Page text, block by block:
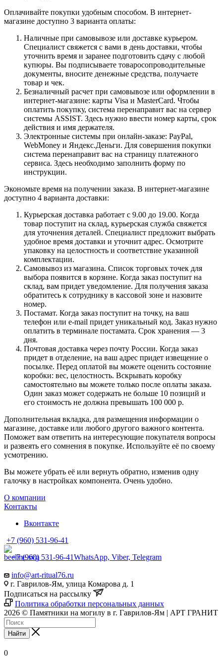
Оплачивайте покупки удобным способом. В интернет-
магазине доступно 3 варианта оплаты:
Наличные при самовывозе или доставке курьером.
Специалист свяжется с вами в день доставки, чтобы
уточнить время и заранее подготовить сдачу с любой
купюры. Вы подписываете товаросопроводительные
документы, вносите денежные средства, получаете
товар и чек.
Безналичный расчет при самовывозе или оформлении в
интернет-магазине: карты Visa и MasterCard. Чтобы
оплатить покупку, система перенаправит вас на сервер
системы ASSIST. Здесь нужно ввести номер карты, срок
действия и имя держателя.
Электронные системы при онлайн-заказе: PayPal,
WebMoney и Яндекс.Деньги. Для совершения покупки
система перенаправит вас на страницу платежного
сервиса. Здесь необходимо заполнить форму по
инструкции.
Экономьте время на получении заказа. В интернет-магазине
доступно 4 варианта доставки:
Курьерская доставка работает с 9.00 до 19.00. Когда
товар поступит на склад, курьерская служба свяжется
для уточнения деталей. Специалист предложит выбрать
удобное время доставки и уточнит адрес. Осмотрите
упаковку на целостность и соответствие указанной
комплектации.
Самовывоз из магазина. Список торговых точек для
выбора появится в корзине. Когда заказ поступит на
склад, вам придет уведомление. Для получения заказа
обратитесь к сотруднику в кассовой зоне и назовите
номер.
Постамат. Когда заказ поступит на точку, на ваш
телефон или e-mail придет уникальный код. Заказ нужно
оплатить в терминале постамата. Срок хранения — 3
дня.
Почтовая доставка через почту России. Когда заказ
придет в отделение, на ваш адрес придет извещение о
посылке. Перед оплатой вы можете оценить состояние
коробки: вес, целостность. Вскрывать коробку
самостоятельно вы можете только после оплаты заказа.
Один заказ может содержать не больше 10 позиций и
его стоимость не должна превышать 100 000 р.
Дополнительная вкладка, для размещения информации о
магазине, доставке или любого другого важного контента.
Поможет вам ответить на интересующие покупателя вопросы
и развеять его сомнения в покупке. Используйте её по своему
усмотрению.
Вы можете убрать её или вернуть обратно, изменив одну
галочку в настройках компонента. Очень удобно.
О компании
Контакты
Вконтакте
+7 (960) 531-96-41
+7 (960) 531-96-41WhatsApp, Viber, Telegram
info@art-ritual76.ru
г. Гаврилов-Ям, улица Комарова д. 1
Подписаться на рассылку
Политика обработки персональных данных
2026 © Памятники на могилу в г. Гаврилов-Ям | АРТ ГРАНИТ
Найти
0